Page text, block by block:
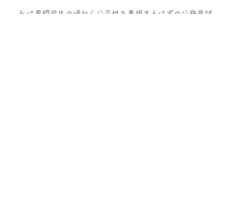
私は専門学生の頃から公平性を重視するはずの公務員試